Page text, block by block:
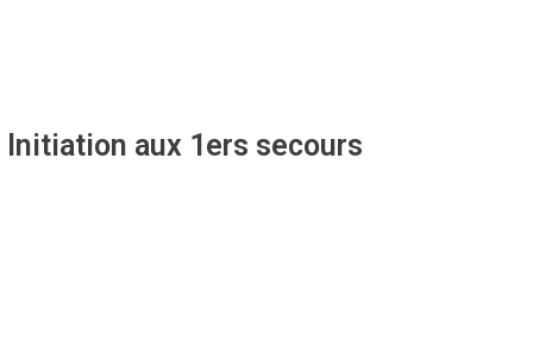
Initiation aux 1ers secours